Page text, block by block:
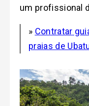
um profissional
» Contratar
praias de